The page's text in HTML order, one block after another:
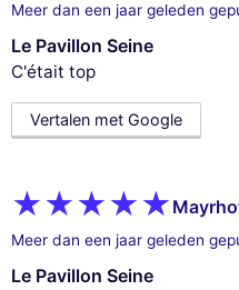
Meer dan een jaar geleden
Le Pavillon Seine
C'était top
Vertalen met Google
Meer dan een jaar geleden
Le Pavillon Seine